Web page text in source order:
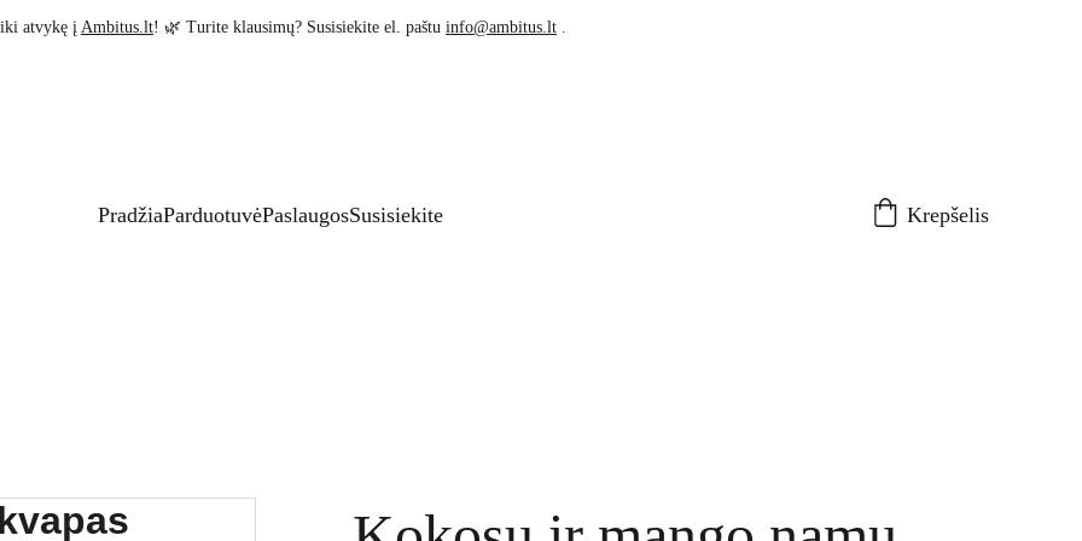
atvykę į Ambitus.lt! 🌿 Turite klausimų? Susisiekite el. paštu info@ambitus.lt .
PradžiaParduotuvėPaslaugosSusisiekite Krepšelis